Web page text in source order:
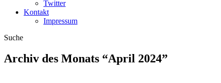
Twitter
Kontakt
Impressum
Suche
Archiv des Monats “April 2024”